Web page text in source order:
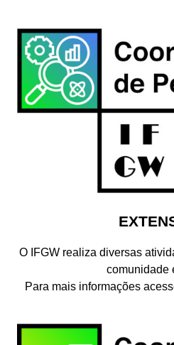
O IFGW realiza diversas
comunidade
Para mais informações